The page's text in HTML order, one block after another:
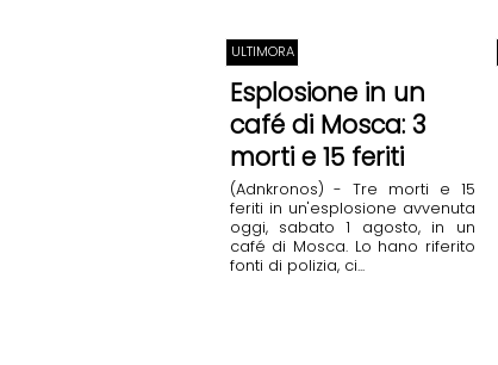
ULTIMORA
Esplosione in un
café di Mosca: 3
morti e 15 feriti
(Adnkronos) - Tre morti e 15
feriti in un'esplosione avvenuta
oggi, sabato 1 agosto, in un
café di Mosca. Lo hano riferito
fonti di polizia, ci...